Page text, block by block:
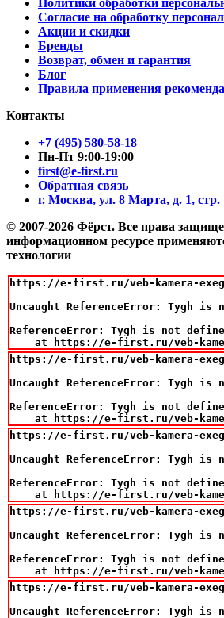
Согласие на обработку
Акции и скидки
Бренды
Возврат, обмен и гарантия
Блог
Правила применения
Контакты
+7 (495) 580-58-18
Пн-Пт 9:00-19:00
first@e-first.ru
Обратная связь
г. Москва, ул. 8 Марта, д. 1, стр.
© 2007-2026 Фёрст. Все права
информационном ресурсе
технологии
https://e-first.ru/veb-kamera-
Uncaught ReferenceError: Tygh is
ReferenceError: Tygh is not
at https://e-first.ru/veb-
https://e-first.ru/veb-kamera-
Uncaught ReferenceError: Tygh is
ReferenceError: Tygh is not
at https://e-first.ru/veb-
https://e-first.ru/veb-kamera-
Uncaught ReferenceError: Tygh is
ReferenceError: Tygh is not
at https://e-first.ru/veb-
https://e-first.ru/veb-kamera-
Uncaught ReferenceError: Tygh is
ReferenceError: Tygh is not
at https://e-first.ru/veb-
https://e-first.ru/veb-kamera-
Uncaught ReferenceError: Tygh is